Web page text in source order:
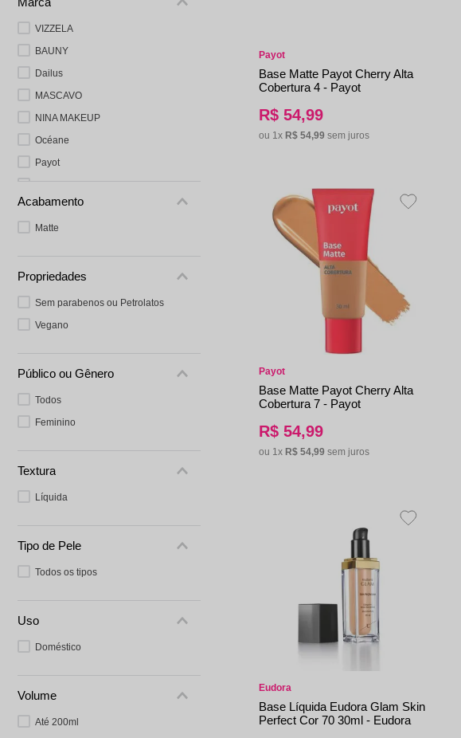
VIZZELA
BAUNY
Dailus
MASCAVO
NINA MAKEUP
Océane
Payot
Wet N Wild
Makiê
Bruna Tavares
Tir Tir
Boca Rosa
Revlon
Niina Secrets
Acabamento
Matte
Propriedades
Sem parabenos ou Petrolatos
Vegano
Público ou Gênero
Todos
Feminino
Textura
Líquida
Tipo de Pele
Todos os tipos
Uso
Doméstico
Volume
Até 200ml
Payot
Base Matte Payot Cherry Alta
Cobertura 4 - Payot
R$ 54,99
ou 1x R$ 54,99 sem juros
Payot
Base Matte Payot Cherry Alta
Cobertura 7 - Payot
R$ 54,99
ou 1x R$ 54,99 sem juros
Eudora
Base Líquida Eudora Glam Skin
Perfect Cor 70 30ml - Eudora